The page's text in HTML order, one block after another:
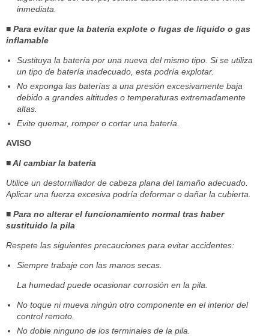
inmediata.
■ Para evitar que la batería explote o fugas de líquido o gas
inflamable
Sustituya la batería por una nueva del mismo tipo. Si se utiliza
un tipo de batería inadecuado, esta podría explotar.
No exponga las baterías a una presión excesivamente baja
debido a grandes altitudes o temperaturas extremadamente
altas.
Evite quemar, romper o cortar una batería.
AVISO
■ Al cambiar la batería
Utilice un destornillador de cabeza plana del tamaño adecuado.
Aplicar una fuerza excesiva podría deformar o dañar la cubierta.
■ Para no alterar el funcionamiento normal tras haber
sustituido la pila
Respete las siguientes precauciones para evitar accidentes:
Siempre trabaje con las manos secas.
La humedad puede ocasionar corrosión en la pila.
No toque ni mueva ningún otro componente en el interior del
control remoto.
No doble ninguno de los terminales de la pila.